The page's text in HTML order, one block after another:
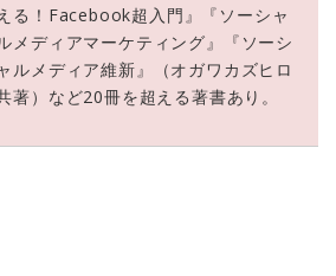
る！Facebook超入門』『ソーシャ
メディアマーケティング』『ソーシ
ルメディア維新』（オガワカズヒロ
著）など20冊を超える著書あり。